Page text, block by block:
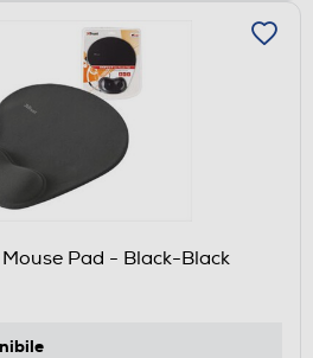
Pad - Black-Black